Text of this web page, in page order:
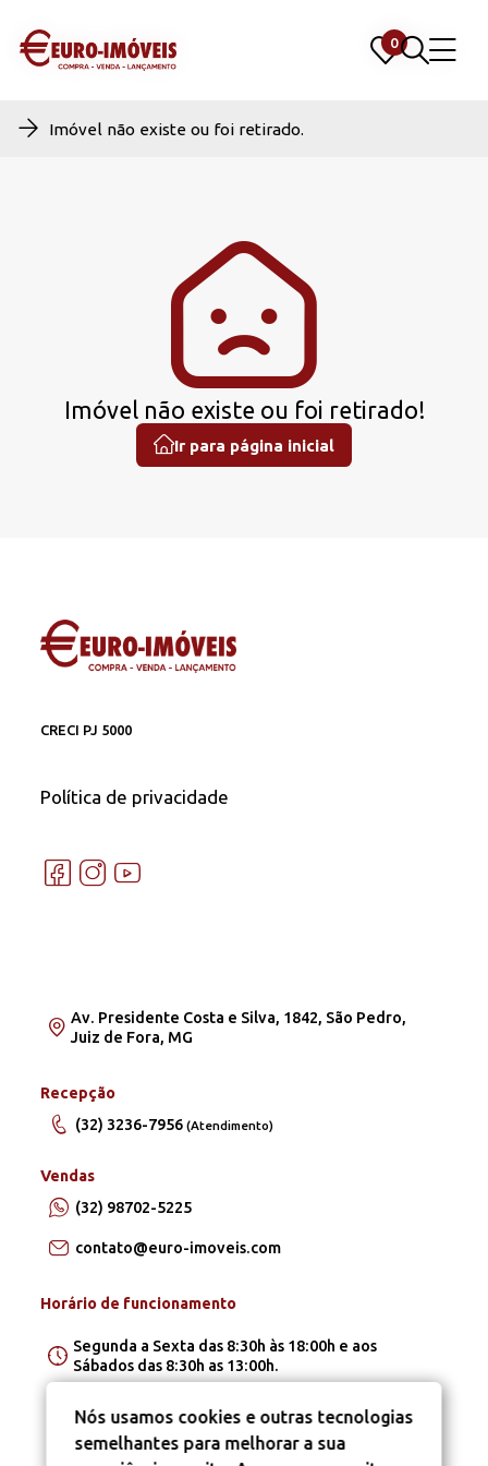
0
0
Imóvel não existe ou foi retirado.
Imóvel não existe ou foi retirado!
Ir para página inicial
CRECI PJ 5000
Política de privacidade
Av. Presidente Costa e Silva, 1842, São Pedro,
Juiz de Fora, MG
Recepção
(32) 3236-7956(Atendimento)
Vendas
(32) 98702-5225
contato@euro-imoveis.com
Horário de funcionamento
Segunda a Sexta das 8:30h às 18:00h e aos
Sábados das 8:30h as 13:00h.
Nós usamos cookies e outras tecnologias
semelhantes para melhorar a sua